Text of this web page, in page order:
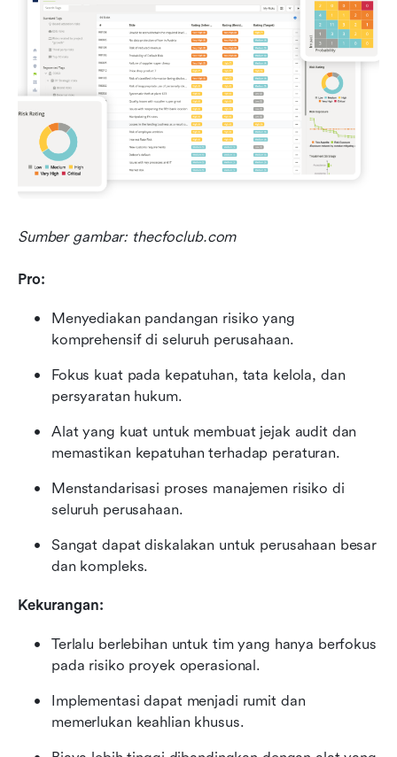
Sumber gambar: thecfoclub.com
Pro:
Menyediakan pandangan risiko yang
komprehensif di seluruh perusahaan.
Fokus kuat pada kepatuhan, tata kelola, dan
persyaratan hukum.
Alat yang kuat untuk membuat jejak audit dan
memastikan kepatuhan terhadap peraturan.
Menstandarisasi proses manajemen risiko di
seluruh perusahaan.
Sangat dapat diskalakan untuk perusahaan besar
dan kompleks.
Kekurangan:
Terlalu berlebihan untuk tim yang hanya berfokus
pada risiko proyek operasional.
Implementasi dapat menjadi rumit dan
memerlukan keahlian khusus.